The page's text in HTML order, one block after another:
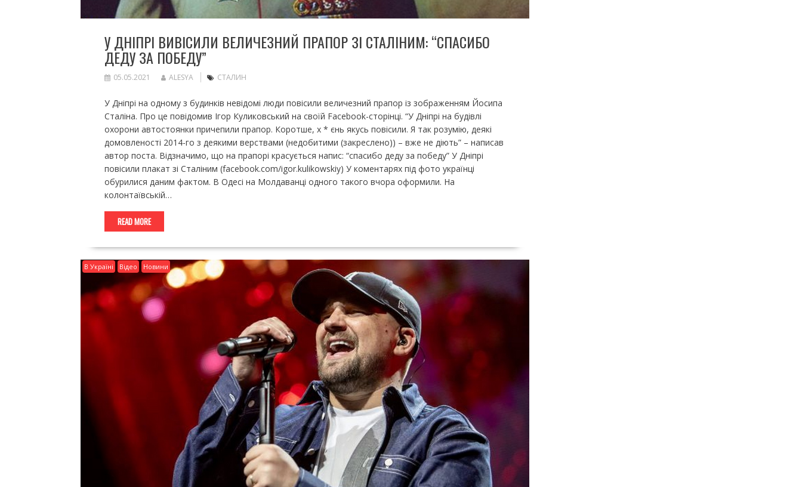
У ДНІПРІ ВИВІСИЛИ ВЕЛИЧЕЗНИЙ ПРАПОР ЗІ СТАЛІНИМ: “СПАСИБО
ДЕДУ ЗА ПОБЕДУ”
05.05.2021 ALESYA СТАЛИН
У Дніпрі на одному з будинків невідомі люди повісили величезний прапор із зображенням Йосипа
Сталіна. Про це повідомив Ігор Куликовський на своїй Facebook-сторінці. “У Дніпрі на будівлі
охорони автостоянки причепили прапор. Коротше, х * єнь якусь повісили. Я так розумію, деякі
домовленості 2014-го з деякими верствами (недобитими (закреслено)) – вже не діють” – написав
автор поста. Відзначимо, що на прапорі красується напис: “спасибо деду за победу” У Дніпрі
повісили плакат зі Сталіним (facebook.com/igor.kulikowskiy) У коментарях під фото українці
обурилися даним фактом. В Одесі на Молдаванці одного такого вчора оформили. На
колонтаївській…
READ MORE
В Україні Відео Новини